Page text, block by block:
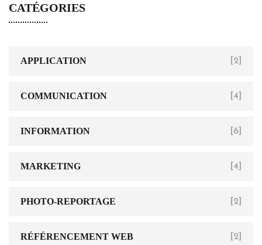
CATÉGORIES
APPLICATION [2]
COMMUNICATION [4]
INFORMATION [6]
MARKETING [4]
PHOTO-REPORTAGE [2]
RÉFÉRENCEMENT WEB [2]